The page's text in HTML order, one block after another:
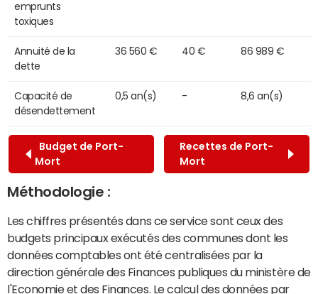
emprunts
toxiques
Annuité de la
dette
36 560 € 40 € 86 989 €
Capacité de
désendettement
0,5 an(s) - 8,6 an(s)
Budget de Port-
Mort
Recettes de Port-
Mort
Méthodologie :
Les chiffres présentés dans ce service sont ceux des
budgets principaux exécutés des communes dont les
données comptables ont été centralisées par la
direction générale des Finances publiques du ministère de
l'Economie et des Finances. Le calcul des données par